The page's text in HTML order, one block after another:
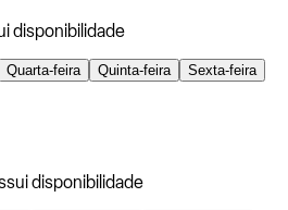
disponibilidade
Quarta-feira Quinta-feira
Sexta-feira
disponibilidade